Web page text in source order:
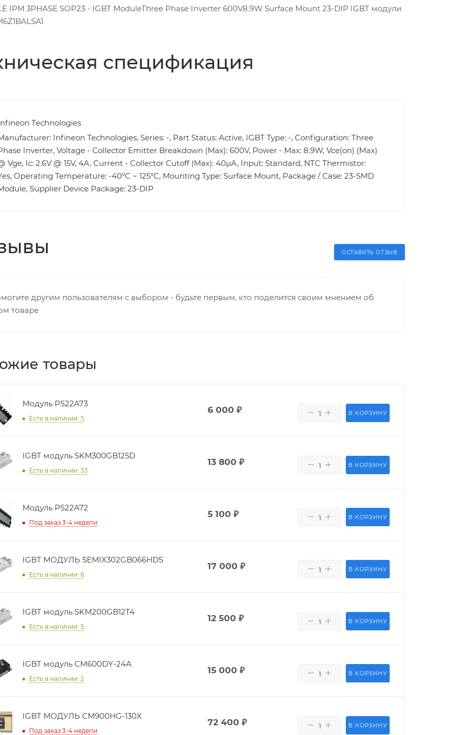
IPM 3PHASE SOP23 - IGBT ModuleThree Phase Inverter 600V8.9W Surface Mount 23-DIP IGBT модули
спецификация
Technologies
Infineon Technologies, Series: -, Part Status: Active, IGBT Type: -, Configuration: Three
Inverter, Voltage - Collector Emitter Breakdown (Max): 600V, Power - Max: 8.9W, Vce(on) (Max)
Vge, Ic: 2.6V @ 15V, 4A, Current - Collector Cutoff (Max): 40µA, Input: Standard, NTC Thermistor:
Operating Temperature: -40°C ~ 125°C, Mounting Type: Surface Mount, Package / Case: 23-SMD
Supplier Device Package: 23-DIP
ОСТАВИТЬ ОТЗЫВ
другим пользователям с выбором - будьте первым, кто поделится своим мнением об
товаре
товары
Модуль PS22A73
Есть в наличии: 5
6 000 ₽ В КОРЗИНУ
IGBT модуль SKM300GB125D
Есть в наличии: 33
13 800 ₽ В КОРЗИНУ
Модуль PS22A72
Под заказ 3-4 недели
5 100 ₽ В КОРЗИНУ
IGBT МОДУЛЬ SEMIX302GB066HDS
Есть в наличии: 6
17 000 ₽ В КОРЗИНУ
IGBT модуль SKM200GB12T4
Есть в наличии: 5
12 500 ₽ В КОРЗИНУ
IGBT модуль CM600DY-24A
Есть в наличии: 2
15 000 ₽ В КОРЗИНУ
IGBT МОДУЛЬ CM900HG-130X
Под заказ 3-4 недели
72 400 ₽ В КОРЗИНУ